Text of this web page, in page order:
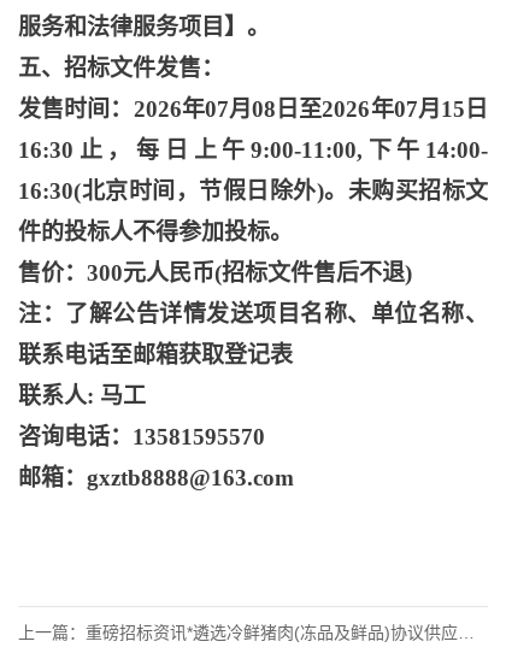
服务和法律服务项目】。
五、招标文件发售：
发售时间： 2026年07月08日至2026年07月15日
16:30止，每日上午9:00-11:00,下午14:00-
16:30(北京时间，节假日除外)。未购买招标文
件的投标人不得参加投标。
售价： 300元人民币(招标文件售后不退)
注：了解公告详情发送项目名称、单位名称、
联系电话至邮箱获取登记表
联系人: 马工
咨询电话： 13581595570
邮箱： gxztb8888@163.com
上一篇： 重磅招标资讯*遴选冷鲜猪肉(冻品及鲜品)协议供应商遴选公告